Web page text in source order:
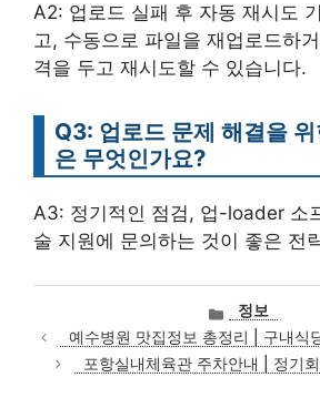
A2: 업로드 실패 후 자동 재시도
고, 수동으로 파일을 재업로드하
격을 두고 재시도할 수 있습니다.
Q3: 업로드 문제 해결을
은 무엇인가요?
A3: 정기적인 점검, 업-loader 소
술 지원에 문의하는 것이 좋은 전
카
테
고
리
정보
예수병원 맛집정보 총정리 | 구내식
포항실내체육관 주차안내 | 정기